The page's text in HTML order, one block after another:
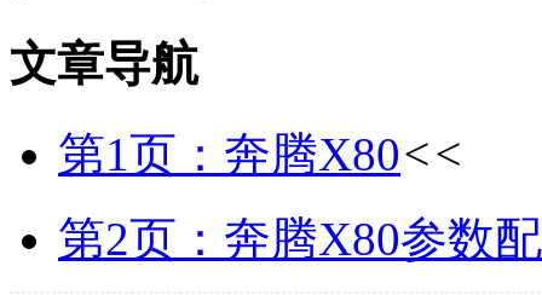
文章导航
第1页：奔腾X80<<
第2页：奔腾X80参数